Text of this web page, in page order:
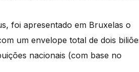
foi apresentado em Bruxelas o
um envelope total de dois
nacionais (com base no